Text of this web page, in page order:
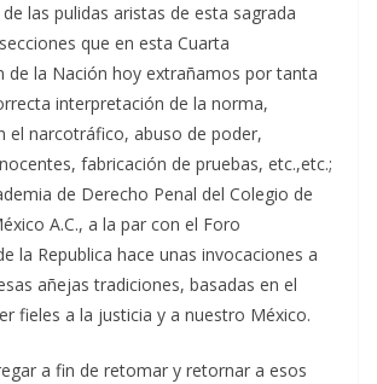
las pulidas aristas de esta sagrada
que en esta Cuarta
de la Nación hoy extrañamos por tanta
interpretación de la norma,
el narcotráfico, abuso de poder,
fabricación de pruebas, etc.,etc.;
de Derecho Penal del Colegio de
A.C., a la par con el Foro
la Republica hace unas invocaciones a
añejas tradiciones, basadas en el
fieles a la justicia y a nuestro México.
a fin de retomar y retornar a esos